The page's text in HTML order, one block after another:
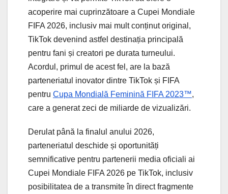
acoperire mai cuprinzătoare a Cupei Mondiale
FIFA 2026, inclusiv mai mult conținut original,
TikTok devenind astfel destinația principală
pentru fani și creatori pe durata turneului.
Acordul, primul de acest fel, are la bază
parteneriatul inovator dintre TikTok și FIFA
pentru Cupa Mondială Feminină FIFA 2023™,
care a generat zeci de miliarde de vizualizări.
Derulat până la finalul anului 2026,
parteneriatul deschide și oportunități
semnificative pentru partenerii media oficiali ai
Cupei Mondiale FIFA 2026 pe TikTok, inclusiv
posibilitatea de a transmite în direct fragmente